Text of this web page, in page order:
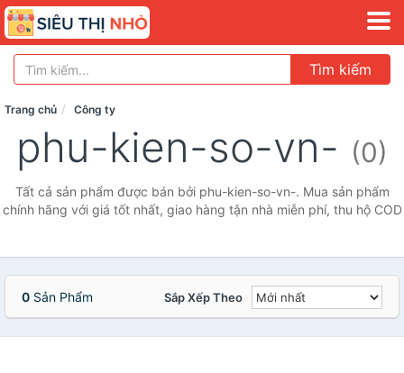
Tìm kiếm
Trang chủ Công ty
phu-kien-so-vn- (0)
Tất cả sản phẩm được bán bởi phu-kien-so-vn-. Mua sản phẩm
chính hãng với giá tốt nhất, giao hàng tận nhà miễn phí, thu hộ COD
0 Sản Phẩm Sắp Xếp Theo